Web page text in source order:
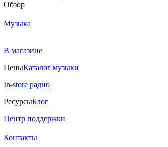
Обзор
Музыка
В магазине
ЦеныКаталог музыки
In-store радио
РесурсыБлог
Центр поддержки
Контакты